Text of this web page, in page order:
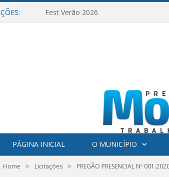
Fest Verão 2026
PÁGINA INICIAL O MUNICÍPIO
Home » Licitações » PREGÃO PRESENCIAL Nº